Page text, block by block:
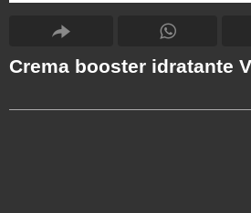
Crema booster idratante